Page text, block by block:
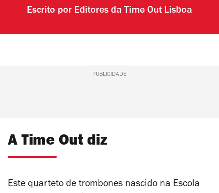
Escrito por Editores da Time Out Lisboa
PUBLICIDADE
A Time Out diz
Este quarteto de trombones nascido na Escola